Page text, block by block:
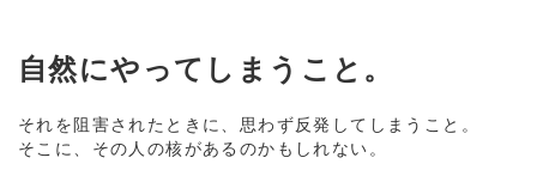
自然にやってしまうこと。
それを阻害されたときに、思わず反発してしまうこと。
そこに、その人の核があるのかもしれない。